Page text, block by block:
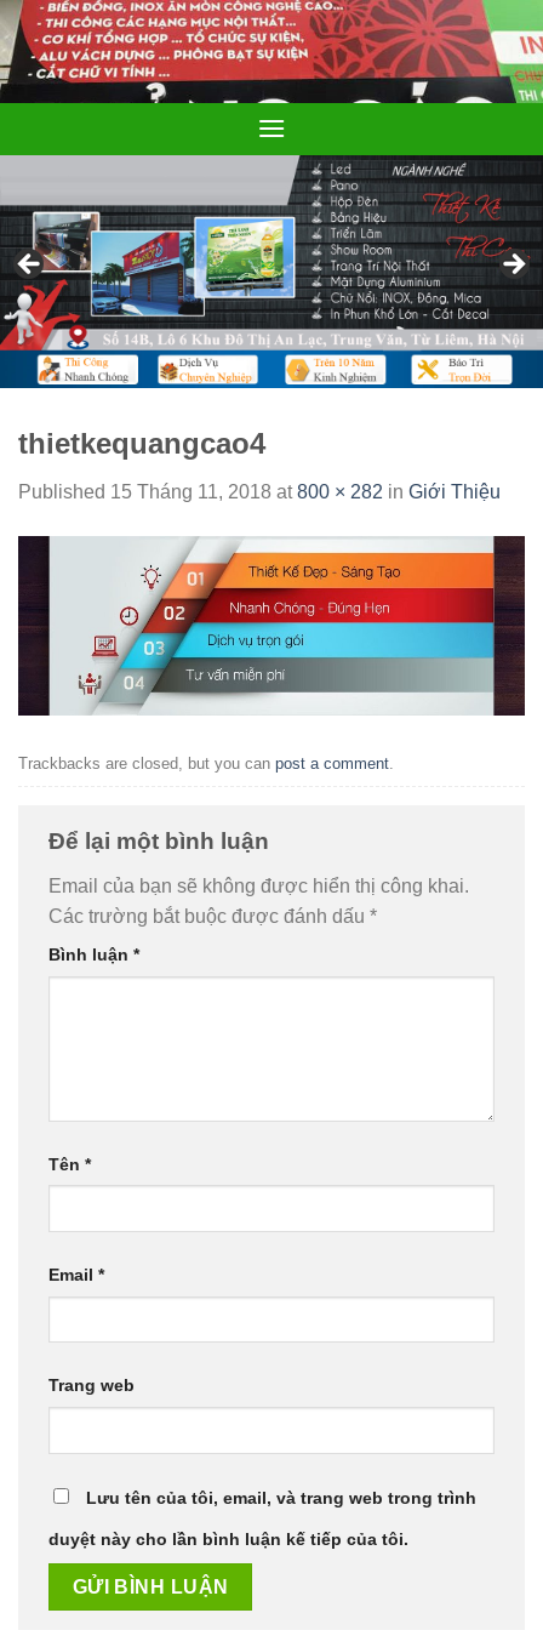
Skip
to
content
thietkequangcao4
Published 15 Tháng 11, 2018 at800 × 282 in Giới Thiệu
Trackbacks are closed, but you can post a comment.
Để lại một bình luận
Email của bạn sẽ không được hiển thị công khai.
Các trường bắt buộc được đánh dấu *
Bình luận *
Tên *
Email *
Trang web
Lưu tên của tôi, email, và trang web trong trình
duyệt này cho lần bình luận kế tiếp của tôi.